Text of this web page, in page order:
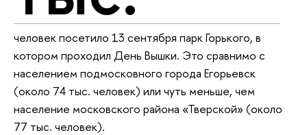
человек посетило 13 сентября парк Горького, в
котором проходил День Вышки. Это сравнимо с
населением подмосковного города Егорьевск
(около 74 тыс. человек) или чуть меньше, чем
население московского района «Тверской» (около
77 тыс. человек).